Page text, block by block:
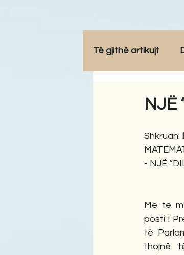
Të gjithë artikujt
Antologji
NJË
Shkruan:
- NJË
Me të
posti i
të
thojnë